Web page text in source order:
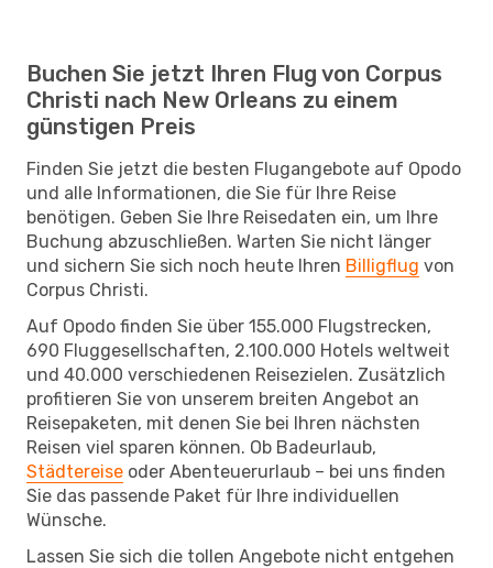
Buchen Sie jetzt Ihren Flug von Corpus
Christi nach New Orleans zu einem
günstigen Preis
Finden Sie jetzt die besten Flugangebote auf Opodo
und alle Informationen, die Sie für Ihre Reise
benötigen. Geben Sie Ihre Reisedaten ein, um Ihre
Buchung abzuschließen. Warten Sie nicht länger
und sichern Sie sich noch heute Ihren Billigflug von
Corpus Christi.
Auf Opodo finden Sie über 155.000 Flugstrecken,
690 Fluggesellschaften, 2.100.000 Hotels weltweit
und 40.000 verschiedenen Reisezielen. Zusätzlich
profitieren Sie von unserem breiten Angebot an
Reisepaketen, mit denen Sie bei Ihren nächsten
Reisen viel sparen können. Ob Badeurlaub,
Städtereise oder Abenteuerurlaub – bei uns finden
Sie das passende Paket für Ihre individuellen
Wünsche.
Lassen Sie sich die tollen Angebote nicht entgehen